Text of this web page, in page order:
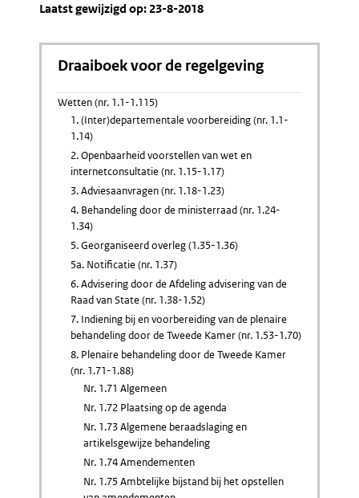
Laatst gewijzigd op: 23-8-2018
Draaiboek voor de regelgeving
Wetten (nr. 1.1-1.115)
1. (Inter)departementale voorbereiding (nr. 1.1-
1.14)
2. Openbaarheid voorstellen van wet en
internetconsultatie (nr. 1.15-1.17)
3. Adviesaanvragen (nr. 1.18-1.23)
4. Behandeling door de ministerraad (nr. 1.24-
1.34)
5. Georganiseerd overleg (1.35-1.36)
5a. Notificatie (nr. 1.37)
6. Advisering door de Afdeling advisering van de
Raad van State (nr. 1.38-1.52)
7. Indiening bij en voorbereiding van de plenaire
behandeling door de Tweede Kamer (nr. 1.53-1.70)
8. Plenaire behandeling door de Tweede Kamer
(nr. 1.71-1.88)
Nr. 1.71 Algemeen
Nr. 1.72 Plaatsing op de agenda
Nr. 1.73 Algemene beraadslaging en
artikelsgewijze behandeling
Nr. 1.74 Amendementen
Nr. 1.75 Ambtelijke bijstand bij het opstellen